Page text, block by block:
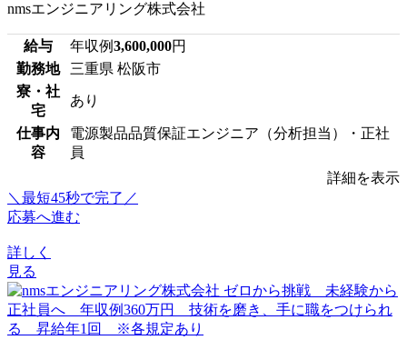
nmsエンジニアリング株式会社
給与 年収例3,600,000円
勤務地
三重県 松阪市
寮・社
宅
あり
仕事内
容
電源製品品質保証エンジニア（分析担当）・正社
員
詳細を表示
＼最短45秒で完了／
応募へ進む
詳しく
見る